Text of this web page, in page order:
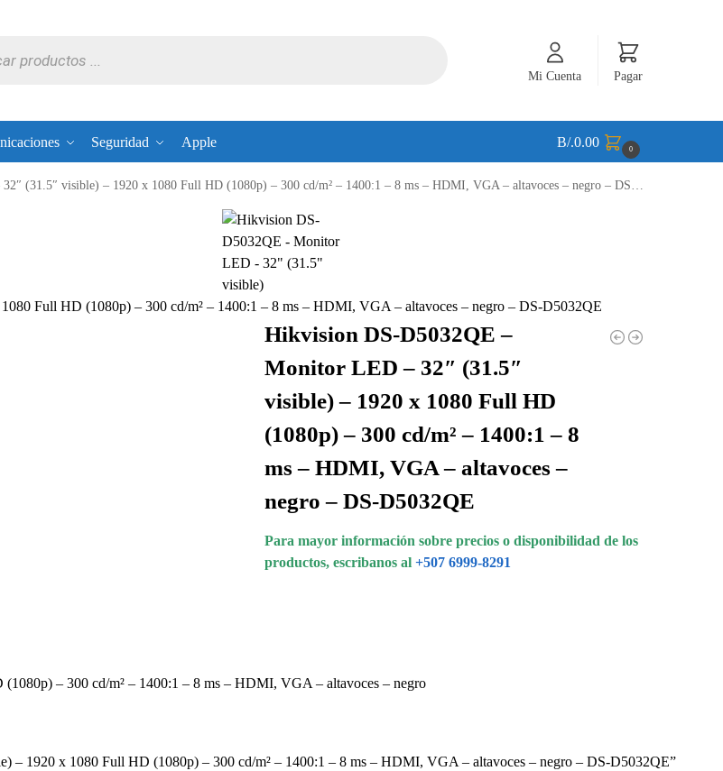
Mi Cuenta Pagar
Seguridad Apple B/.0.00 0
visible) – 1920 x 1080 Full HD (1080p) – 300 cd/m² – 1400:1 – 8 ms – HDMI, VGA – altavoces – negro – DS-D5032QE
Full HD (1080p) – 300 cd/m² – 1400:1 – 8 ms – HDMI, VGA – altavoces – negro – DS-D5032QE
Hikvision DS-D5032QE –
Monitor LED – 32″ (31.5″
visible) – 1920 x 1080 Full HD
(1080p) – 300 cd/m² – 1400:1 – 8
ms – HDMI, VGA – altavoces –
negro – DS-D5032QE
Para mayor información sobre precios o disponibilidad de los
productos, escribanos al +507 6999-8291
– 300 cd/m² – 1400:1 – 8 ms – HDMI, VGA – altavoces – negro
1920 x 1080 Full HD (1080p) – 300 cd/m² – 1400:1 – 8 ms – HDMI, VGA – altavoces – negro – DS-D5032QE”